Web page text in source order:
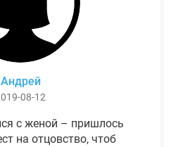
Андрей
08-12
с женой – пришлось
на отцовство, чтоб